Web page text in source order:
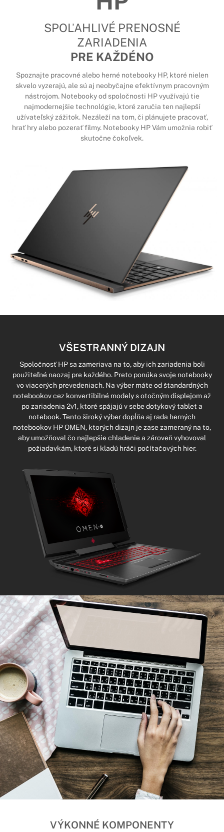
SPOĽAHLIVÉ PRENOSNÉ
ZARIADENIA
PRE KAŽDÉNO
Spoznajte pracovné alebo herné notebooky HP, ktoré nielen
skvelo vyzerajú, ale sú aj neobyčajne efektívnym pracovným
nástrojom. Notebooky od spoločnosti HP využívajú tie
najmodernejšie technológie, ktoré zaručia ten najlepší
užívateľský zážitok. Nezáleží na tom, či plánujete pracovať,
hrať hry alebo pozerať filmy. Notebooky HP Vám umožnia robiť
skutočne čokoľvek.
VŠESTRANNÝ DIZAJN
Spoločnosť HP sa zameriava na to, aby ich zariadenia boli
použiteľné naozaj pre každého. Preto ponúka svoje notebooky
vo viacerých prevedeniach. Na výber máte od štandardných
notebookov cez konvertibilné modely s otočným displejom až
po zariadenia 2v1, ktoré spájajú v sebe dotykový tablet a
notebook. Tento široký výber dopĺňa aj rada herných
notebookov HP OMEN, ktorých dizajn je zase zameraný na to,
aby umožňoval čo najlepšie chladenie a zároveň vyhovoval
požiadavkám, ktoré si kladú hráči počítačových hier.
VÝKONNÉ KOMPONENTY